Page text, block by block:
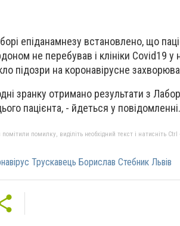
епіданамнезу встановлено, що
не перебував і клініки Covіd19 у
підозри на коронавірусне
зранку отримано результати з
пацієнта, - йдеться у повідомленні.
помилку, виділіть необхідний текст і натисніть
Трускавець Борислав Стебник Львів